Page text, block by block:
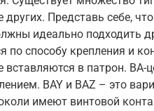
других. Представь себе,
идеально подходить
по способу крепления и
в патрон.
BAY и BAZ – это
имеют винтовой